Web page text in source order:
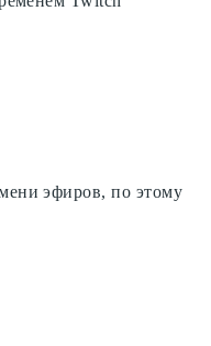
эфиров, по этому